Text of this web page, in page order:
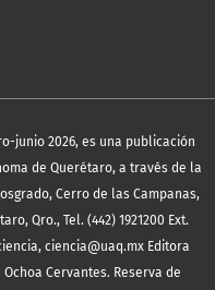
junio 2026, es una publicación
de Querétaro, a través de la
Cerro de las Campanas,
Qro., Tel. (442) 1921200 Ext.
ciencia@uaq.mx Editora
Cervantes. Reserva de